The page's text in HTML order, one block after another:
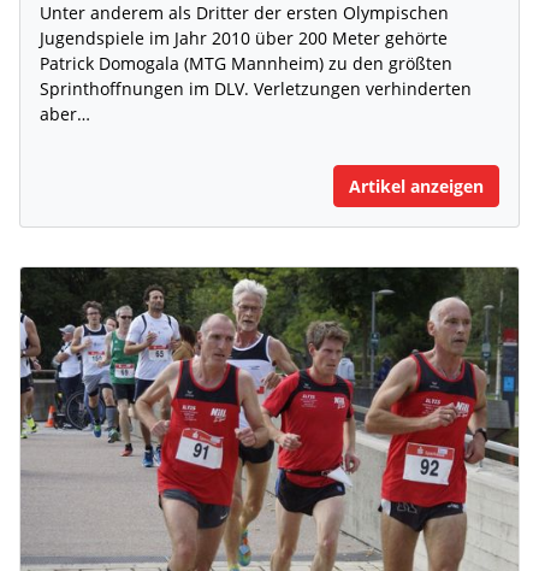
Unter anderem als Dritter der ersten Olympischen
Jugendspiele im Jahr 2010 über 200 Meter gehörte
Patrick Domogala (MTG Mannheim) zu den größten
Sprinthoffnungen im DLV. Verletzungen verhinderten
aber…
Artikel anzeigen